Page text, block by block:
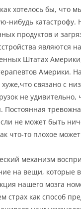
хотелось бы, что
нибудь катастрофу.
продуктов и
являются
Штатах
Америки.
связано с
не удивительно,
Постоянная
не может быть
что-то плохое
механизм
на вещи, которые
нашего мозга
страх как способ